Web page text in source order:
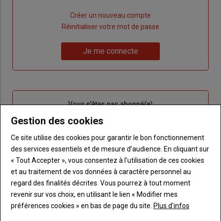
Créer un nouveau compte
de
Réinitialiser votre mot de passe
me
Je me connecte
Sous-
Vous n'êtes pas abonné(e)
TITRE CRÉEZ UN COMPTE
BodyChoisissez votre formule et créez votre
compte pour accéder à tout Terre de
Touraine.
Lien Créez un compte
Gestion des cookies
Ce site utilise des cookies pour garantir le bon fonctionnement
des services essentiels et de mesure d’audience. En cliquant sur
« Tout Accepter », vous consentez à l’utilisation de ces cookies
et au traitement de vos données à caractère personnel au
regard des finalités décrites. Vous pourrez à tout moment
revenir sur vos choix, en utilisant le lien « Modifier mes
préférences cookies » en bas de page du site. Plus d'infos